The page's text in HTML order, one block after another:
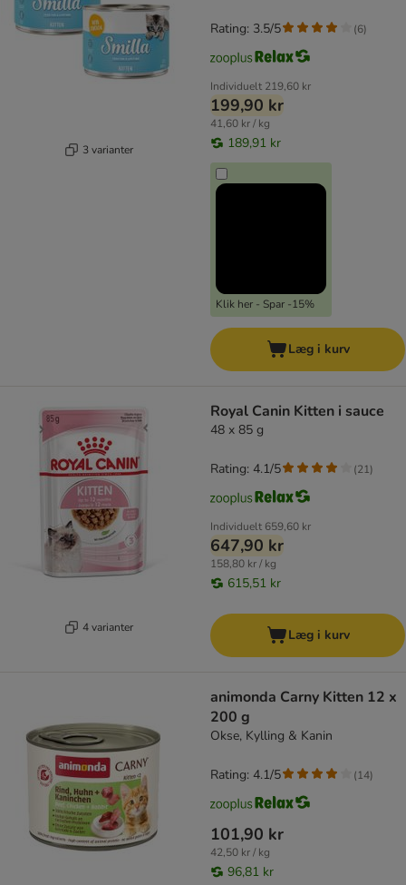
3 varianter
Individuelt 219,60 kr
199,90 kr
41,60 kr / kg
189,91 kr
Klik her - Spar -15%
Rating: 3.5/5 (6)
Læg i kurv
4 varianter
Royal Canin Kitten i sauce
48 x 85 g
Individuelt 659,60 kr
647,90 kr
158,80 kr / kg
615,51 kr
Rating: 4.1/5 (21)
Læg i kurv
animonda Carny Kitten 12 x
200 g
Okse, Kylling & Kanin
101,90 kr
42,50 kr / kg
96,81 kr
Rating: 4.1/5 (14)